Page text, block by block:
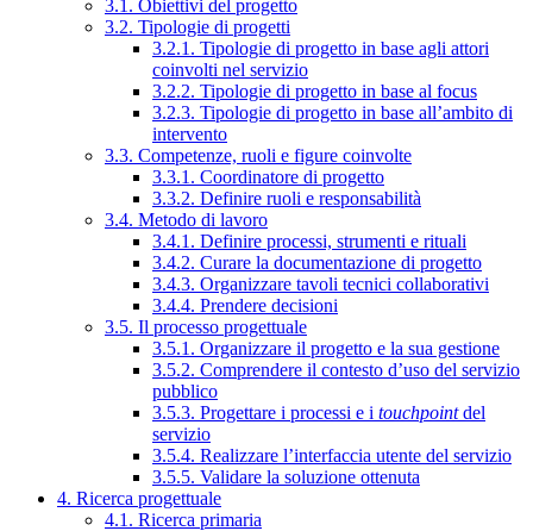
3.1. Obiettivi del progetto
3.2. Tipologie di progetti
3.2.1. Tipologie di progetto in base agli attori
coinvolti nel servizio
3.2.2. Tipologie di progetto in base al focus
3.2.3. Tipologie di progetto in base all’ambito di
intervento
3.3. Competenze, ruoli e figure coinvolte
3.3.1. Coordinatore di progetto
3.3.2. Definire ruoli e responsabilità
3.4. Metodo di lavoro
3.4.1. Definire processi, strumenti e rituali
3.4.2. Curare la documentazione di progetto
3.4.3. Organizzare tavoli tecnici collaborativi
3.4.4. Prendere decisioni
3.5. Il processo progettuale
3.5.1. Organizzare il progetto e la sua gestione
3.5.2. Comprendere il contesto d’uso del servizio
pubblico
3.5.3. Progettare i processi e i touchpointdel
servizio
3.5.4. Realizzare l’interfaccia utente del servizio
3.5.5. Validare la soluzione ottenuta
4. Ricerca progettuale
4.1. Ricerca primaria